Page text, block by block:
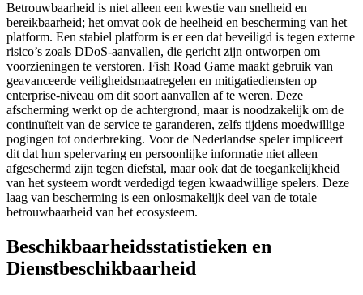
Betrouwbaarheid is niet alleen een kwestie van snelheid en
bereikbaarheid; het omvat ook de heelheid en bescherming van het
platform. Een stabiel platform is er een dat beveiligd is tegen externe
risico’s zoals DDoS-aanvallen, die gericht zijn ontworpen om
voorzieningen te verstoren. Fish Road Game maakt gebruik van
geavanceerde veiligheidsmaatregelen en mitigatiediensten op
enterprise-niveau om dit soort aanvallen af te weren. Deze
afscherming werkt op de achtergrond, maar is noodzakelijk om de
continuïteit van de service te garanderen, zelfs tijdens moedwillige
pogingen tot onderbreking. Voor de Nederlandse speler impliceert
dit dat hun spelervaring en persoonlijke informatie niet alleen
afgeschermd zijn tegen diefstal, maar ook dat de toegankelijkheid
van het systeem wordt verdedigd tegen kwaadwillige spelers. Deze
laag van bescherming is een onlosmakelijk deel van de totale
betrouwbaarheid van het ecosysteem.
Beschikbaarheidsstatistieken en
Dienstbeschikbaarheid